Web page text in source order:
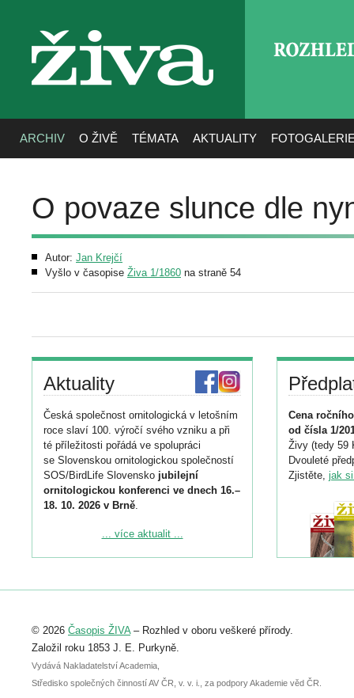
živa
ARCHIV O ŽIVĚ TÉMATA AKTUALITY
O povaze slunce dle
Autor: Jan Krejčí
Vyšlo v časopise Živa 1/1860 na straně 54
Aktuality
Česká společnost ornitologická v letošním
roce slaví 100. výročí svého vzniku a při
té příležitosti pořádá ve spolupráci
se Slovenskou ornitologickou společností
SOS/BirdLife Slovensko jubilejní
ornitologickou konferenci ve dnech 16.–
18. 10. 2026 v Brně.
Podrobnější informace ke konferenci
Registrovat se můžete do 6. září.
abstraktu přihlášené přednášky nebo
posteru je už 30. června.
... více aktualit ...
Cena
od čísla 1/
Živy (tedy 59
Dvouleté
Zjistěte, jak
© 2026 Časopis ŽIVA– Rozhled v oboru veškeré přírody.
Založil roku 1853 J. E. Purkyně.
Vydává Nakladatelství Academia,
Středisko společných činností AV ČR, v. v. i., za podpory Akademie věd ČR.